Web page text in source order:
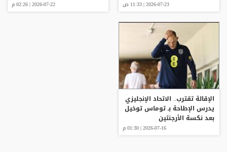
2026-07-23 | 11:33 ص 2026-07-22 | 02:26 م
الإقالة تقترب.. الاتحاد الإنجليزي
يدرس الإطاحة بـ توماس توخيل
بعد نكسة الأرجنتين
2026-07-16 | 01:30 م